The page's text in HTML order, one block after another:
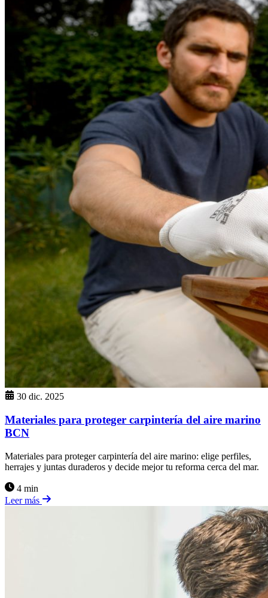
30 dic. 2025
Materiales para proteger carpintería del aire marino
BCN
Materiales para proteger carpintería del aire marino: elige perfiles,
herrajes y juntas duraderos y decide mejor tu reforma cerca del mar.
4 min
Leer más